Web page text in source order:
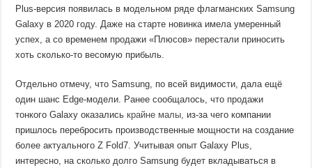
Plus-версия появилась в модельном ряде флагманских Samsung
Galaxy в 2020 году. Даже на старте новинка имела умеренный
успех, а со временем продажи «Плюсов» перестали приносить
хоть сколько-то весомую прибыль.
Отдельно отмечу, что Samsung, по всей видимости, дала ещё
один шанс Edge-модели. Ранее сообщалось, что продажи
тонкого Galaxy оказалиськрайне малы, из-за чего компании
пришлось перебросить производственные мощности на создание
более актуального Z Fold7. Учитывая опыт Galaxy Plus,
интересно, на сколько долго Samsung будет вкладываться в